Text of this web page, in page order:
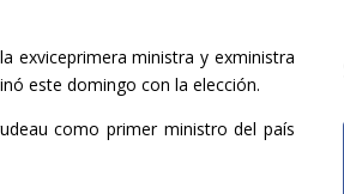
exviceprimera ministra y exministra
este domingo con la elección.
como primer ministro del país